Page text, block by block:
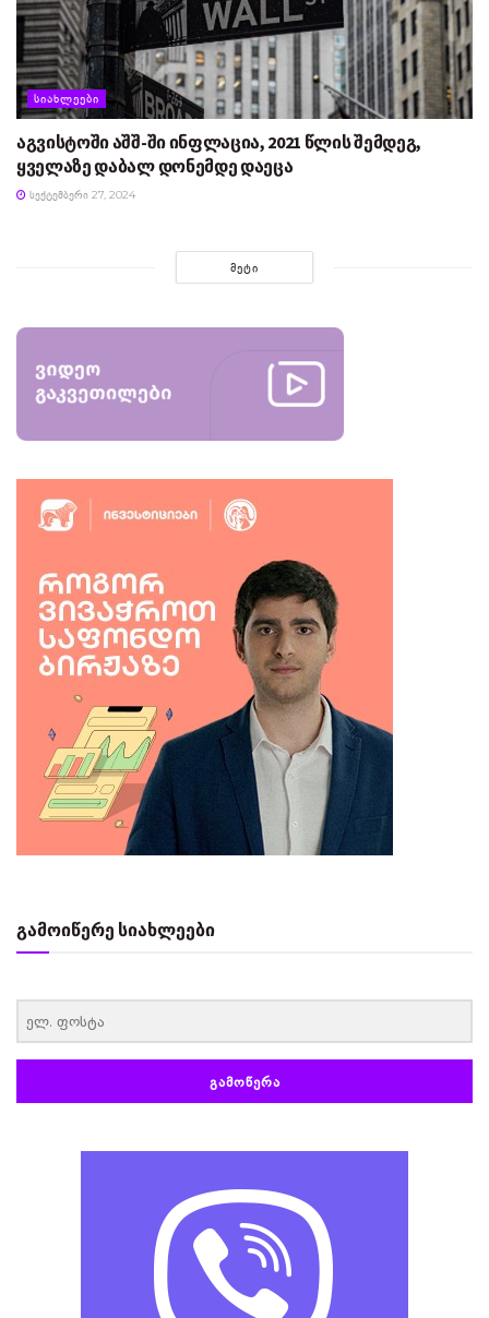
ᲡᲘᲐᲮᲚᲔᲔᲑᲘ
აგვისტოში აშშ-ში ინფლაცია, 2021 წლის შემდეგ,
ყველაზე დაბალ დონემდე დაეცა
ᲡᲔᲥᲢᲔᲛᲑᲔᲠᲘ 27, 2024
ᲛᲔᲢᲘ
გამოიწერე სიახლეები
ᲒᲐᲛᲝᲬᲔᲠᲐ